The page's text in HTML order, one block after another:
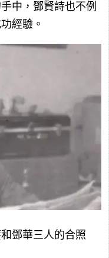
中，鄧賢詩也不例
經驗。
鄧華三人的合照